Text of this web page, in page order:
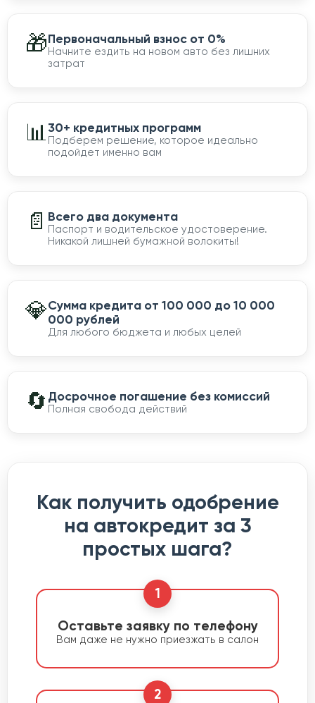
🎁Первоначальный взнос от 0%
Начните ездить на новом авто без лишних
затрат
📊30+ кредитных программ
Подберем решение, которое идеально
подойдет именно вам
📄 Всего два документа
Паспорт и водительское удостоверение.
Никакой лишней бумажной волокиты!
💎Сумма кредита от 100 000 до 10 000
000 рублей
Для любого бюджета и любых целей
🔄 Досрочное погашение без комиссий
Полная свобода действий
Как получить одобрение
на автокредит за 3
простых шага?
1
Оставьте заявку по телефону
Вам даже не нужно приезжать в салон
2